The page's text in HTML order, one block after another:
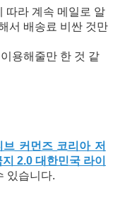
따라 계속 메일로 알
서 배송료 비싼 것만
용해줄만 한 것 같
브 커먼즈 코리아 저
2.0 대한민국 라이
있습니다.